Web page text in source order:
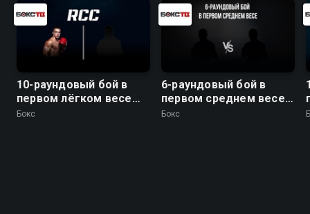
10-раундовый бой в
первом лёгком весе
(до 59 кг)
Бокс
6-раундовый бой в
первом среднем весе
(до 69,9 кг). Вазир
Бокс